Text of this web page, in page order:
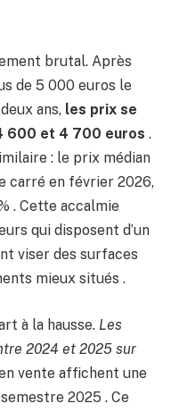
brutal. Après
de 5 000 euros le
ans, les prix se
600 et 4 700 euros .
: le prix médian
carré en février 2026,
. Cette accalmie
qui disposent d’un
viser des surfaces
mieux situés .
à la hausse. Les
2024 et 2025 sur
vente affichent une
2025 . Ce